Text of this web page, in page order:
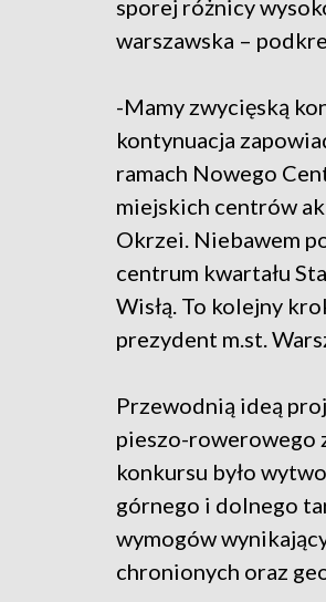
sporej różnicy
warszawska –
-Mamy zwycięską
kontynuacja
ramach Nowego
miejskich centrów
Okrzei. Niebawem
centrum kwartału
Wisłą. To kolejny
prezydent m.st.
Przewodnią ideą
pieszo-rowerowego
konkursu było
górnego i dolnego
wymogów
chronionych oraz